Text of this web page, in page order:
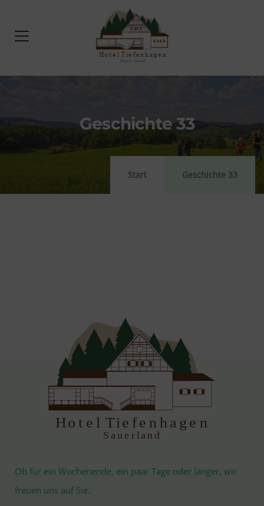
Geschichte 33
Start Geschichte 33
H otel Tiefenhagen
S auerland
Ob für ein Wochenende, ein paar Tage oder länger, wir
freuen uns auf Sie.